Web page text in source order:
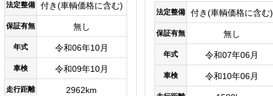
法定整備 付き(車輌価格に含む)
保証有無 無し
年式 令和06年10月
車検 令和09年10月
走行距離 2962km
法定整備 付き(車輌価格に含む)
保証有無 無し
年式 令和07年06月
車検 令和10年06月